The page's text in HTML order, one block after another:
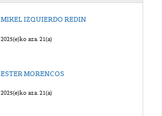
MIKEL IZQUIERDO REDIN
2025(e)ko aza. 21(a)
ESTER MORENCOS
2025(e)ko aza. 21(a)